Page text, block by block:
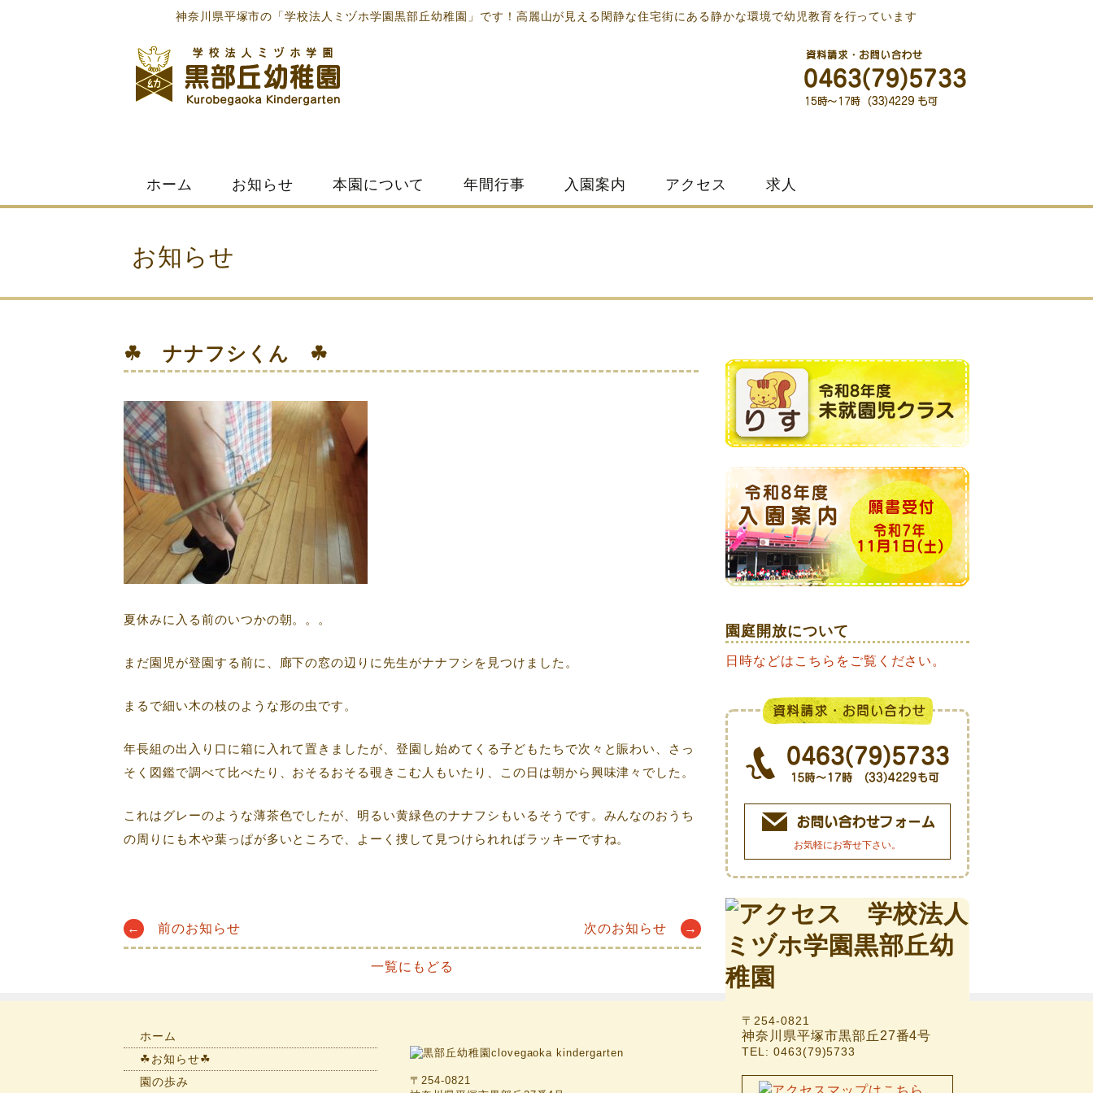
神奈川県平塚市の「学校法人ミヅホ学園黒部丘幼稚園」です！高麗山が見える閑静な住宅街にある静かな環境で幼児教育を行っています
content
ホーム お知らせ 本園について 年間行事 入園案内 アクセス 求人
お知らせ
☘ ナナフシくん ☘
夏休みに入る前のいつかの朝。。。
まだ園児が登園する前に、廊下の窓の辺りに先生がナナフシを見つけました。
まるで細い木の枝のような形の虫です。
年長組の出入り口に箱に入れて置きましたが、登園し始めてくる子どもたちで次々と賑わい、さっ
そく図鑑で調べて比べたり、おそるおそる覗きこむ人もいたり、この日は朝から興味津々でした。
これはグレーのような薄茶色でしたが、明るい黄緑色のナナフシもいるそうです。みんなのおうち
の周りにも木や葉っぱが多いところで、よーく捜して見つけられればラッキーですね。
navigation
← 前のお知らせ 次のお知らせ →
一覧にもどる
園庭開放について
日時などはこちらをご覧ください。
お気軽にお寄せ下さい。
〒254-0821
神奈川県平塚市黒部丘27番4号
TEL: 0463(79)5733
ホーム
☘お知らせ☘
園の歩み
〒254-0821